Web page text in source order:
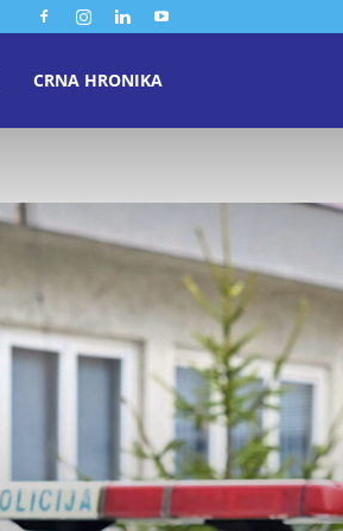
CRNA HRONIKA